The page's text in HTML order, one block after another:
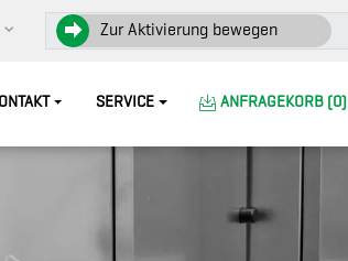
Zur Aktivierung bewegen
SERVICE ANFRAGEKORB (0)